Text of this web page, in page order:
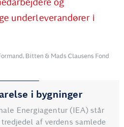
og
underleverandører i
Bitten & Mads Clausens Fond
i bygninger
Energiagentur (IEA) står
af verdens samlede